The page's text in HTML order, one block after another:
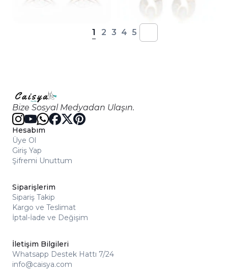
1 2 3 4 5
Bize Sosyal Medyadan Ulaşın.
Hesabım
Üye Ol
Giriş Yap
Şifremi Unuttum
Siparişlerim
Sipariş Takip
Kargo ve Teslimat
İptal-İade ve Değişim
İletişim Bilgileri
Whatsapp Destek Hattı 7/24
info@caisya.com